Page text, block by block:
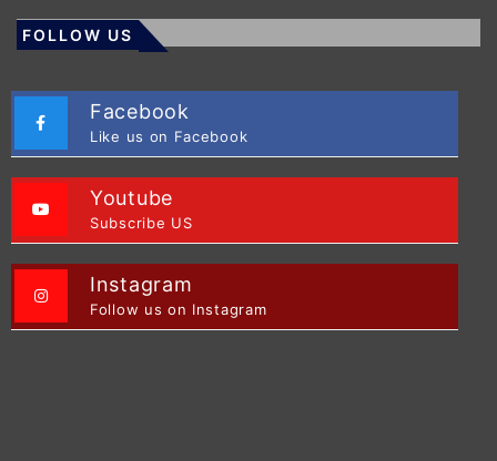
FOLLOW US
Facebook
Like us on Facebook
Youtube
Subscribe US
Instagram
Follow us on Instagram